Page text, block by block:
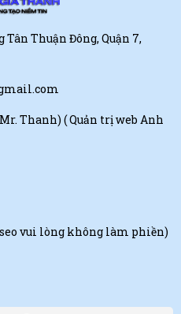
Tân Thuận Đông, Quận 7,
Thanh) ( Quản trị web Anh
seo vui lòng không làm phiền)